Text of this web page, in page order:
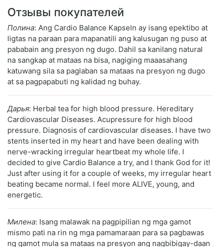
Отзывы покупателей
Полина: Ang Cardio Balance Kapseln ay isang epektibo at
ligtas na paraan para mapanatili ang kalusugan ng puso at
pababain ang presyon ng dugo. Dahil sa kanilang natural
na sangkap at mataas na bisa, nagiging maaasahang
katuwang sila sa paglaban sa mataas na presyon ng dugo
at sa pagpapabuti ng kalidad ng buhay.
Дарья: Herbal tea for high blood pressure. Hereditary
Cardiovascular Diseases. Acupressure for high blood
pressure. Diagnosis of cardiovascular diseases. I have two
stents inserted in my heart and have been dealing with
nerve-wracking irregular heartbeat my whole life. I
decided to give Cardio Balance a try, and I thank God for it!
Just after using it for a couple of weeks, my irregular heart
beating became normal. I feel more ALIVE, young, and
energetic.
Милена: Isang malawak na pagpipilian ng mga gamot
mismo pati na rin ng mga pamamaraan para sa pagbawas
ng gamot mula sa mataas na presyon ang nagbibigay-daan